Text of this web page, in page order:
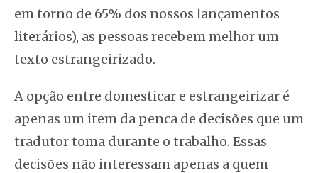
em torno de 65% dos nossos lançamentos
literários), as pessoas recebem melhor um
texto estrangeirizado.
A opção entre domesticar e estrangeirizar é
apenas um item da penca de decisões que um
tradutor toma durante o trabalho. Essas
decisões não interessam apenas a quem